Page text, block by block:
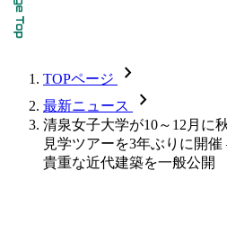
TOPページ chevron_forward
最新ニュース chevron_forward
清泉女子大学が10～12月に
見学ツアーを3年ぶりに開
貴重な近代建築を一般公開